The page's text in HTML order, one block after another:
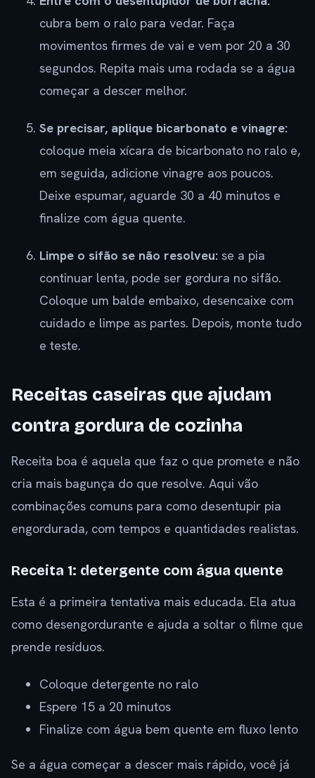
cubra bem o ralo para vedar. Faça
movimentos firmes de vai e vem por 20 a 30
segundos. Repita mais uma rodada se a água
começar a descer melhor.
Se precisar, aplique bicarbonato e vinagre:
coloque meia xícara de bicarbonato no ralo e,
em seguida, adicione vinagre aos poucos.
Deixe espumar, aguarde 30 a 40 minutos e
finalize com água quente.
Limpe o sifão se não resolveu: se a pia
continuar lenta, pode ser gordura no sifão.
Coloque um balde embaixo, desencaixe com
cuidado e limpe as partes. Depois, monte tudo
e teste.
Receitas caseiras que ajudam
contra gordura de cozinha
Receita boa é aquela que faz o que promete e não
cria mais bagunça do que resolve. Aqui vão
combinações comuns para como desentupir pia
engordurada, com tempos e quantidades realistas.
Receita 1: detergente com água quente
Esta é a primeira tentativa mais educada. Ela atua
como desengordurante e ajuda a soltar o filme que
prende resíduos.
Coloque detergente no ralo
Espere 15 a 20 minutos
Finalize com água bem quente em fluxo lento
Se a água começar a descer mais rápido, você já